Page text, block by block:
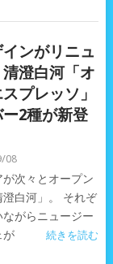
ンがリニュ
澄白河「オ
プレッソ」
2種が新登
08
次々とオープン
白河」。 それぞ
がらニュージー
が
続きを読む